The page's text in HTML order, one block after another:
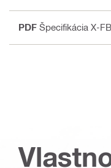
PDF Špecifikácia X-FB